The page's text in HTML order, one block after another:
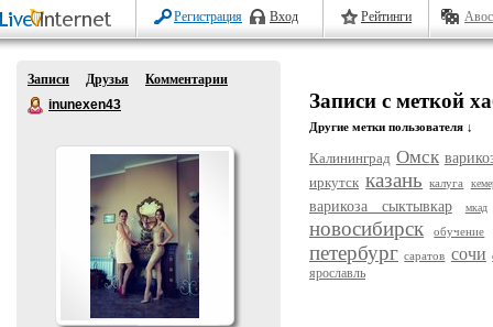
Регистрация Вход Рейтинги
Записи Друзья
Комментарии
inunexen43
Записи с меткой
Другие метки пользователя ↓
Калининград Омск
иркутск казань калуга
варикоза сыктывкар мкад
новосибирск обучение
петербург саратов сочи
ярославль